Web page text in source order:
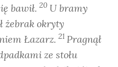
bawił. 20 U bramy
żebrak okryty
Łazarz. 21 Pragnął
ze stołu